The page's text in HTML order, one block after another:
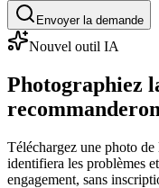
Envoyer la demande
Nouvel outil IA
Photographiez
Téléchargez une photo
identifiera les problèmes
engagement, sans